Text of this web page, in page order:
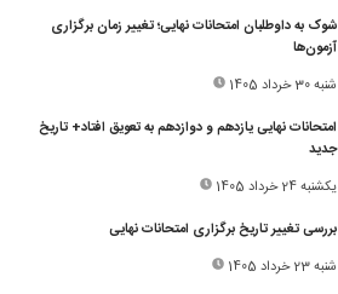
شوک به داوطلبان امتحانات نهایی؛ تغییر زمان برگزاری
آزمون‌ها
شنبه 30 خرداد 1405
امتحانات نهایی یازدهم و دوازدهم به تعویق افتاد+ تاریخ
جدید
یکشنبه 24 خرداد 1405
بررسی تغییر تاریخ برگزاری امتحانات نهایی
شنبه 23 خرداد 1405